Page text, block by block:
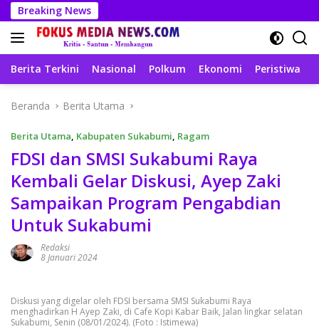
Langsung
ke
konten
Breaking News
Berita Terkini Nasional Polkum Ekonomi Peristiwa
Beranda Berita Utama
Berita Utama, Kabupaten Sukabumi, Ragam
FDSI dan SMSI Sukabumi Raya
Kembali Gelar Diskusi, Ayep Zaki
Sampaikan Program Pengabdian
Untuk Sukabumi
Redaksi
8 Januari 2024
Diskusi yang digelar oleh FDSI bersama SMSI Sukabumi Raya
menghadirkan H Ayep Zaki, di Cafe Kopi Kabar Baik, Jalan lingkar selatan
Sukabumi, Senin (08/01/2024). (Foto : Istimewa)